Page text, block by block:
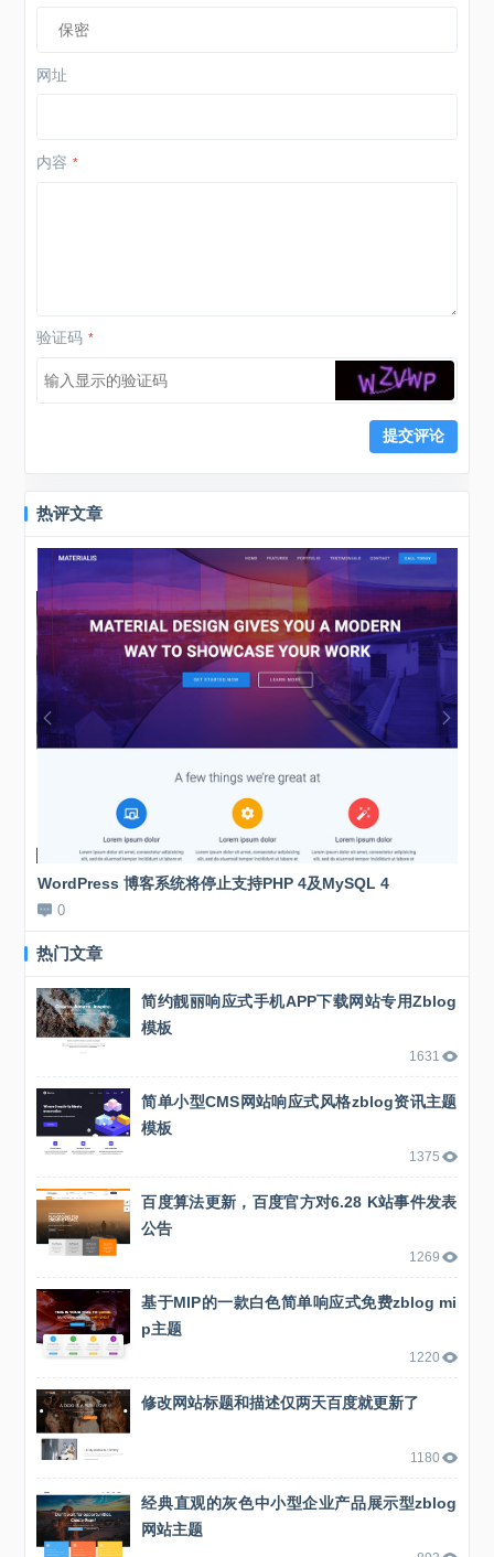
网址
内容 *
验证码 *
热评文章
WordPress 博客系统将停止支持PHP 4及MySQL 4
0
热门文章
简约靓丽响应式手机APP下载网站专用Zblog
模板
1631
简单小型CMS网站响应式风格zblog资讯主题
模板
1375
百度算法更新，百度官方对6.28 K站事件发表
公告
1269
基于MIP的一款白色简单响应式免费zblog mi
p主题
1220
修改网站标题和描述仅两天百度就更新了
1180
经典直观的灰色中小型企业产品展示型zblog
网站主题